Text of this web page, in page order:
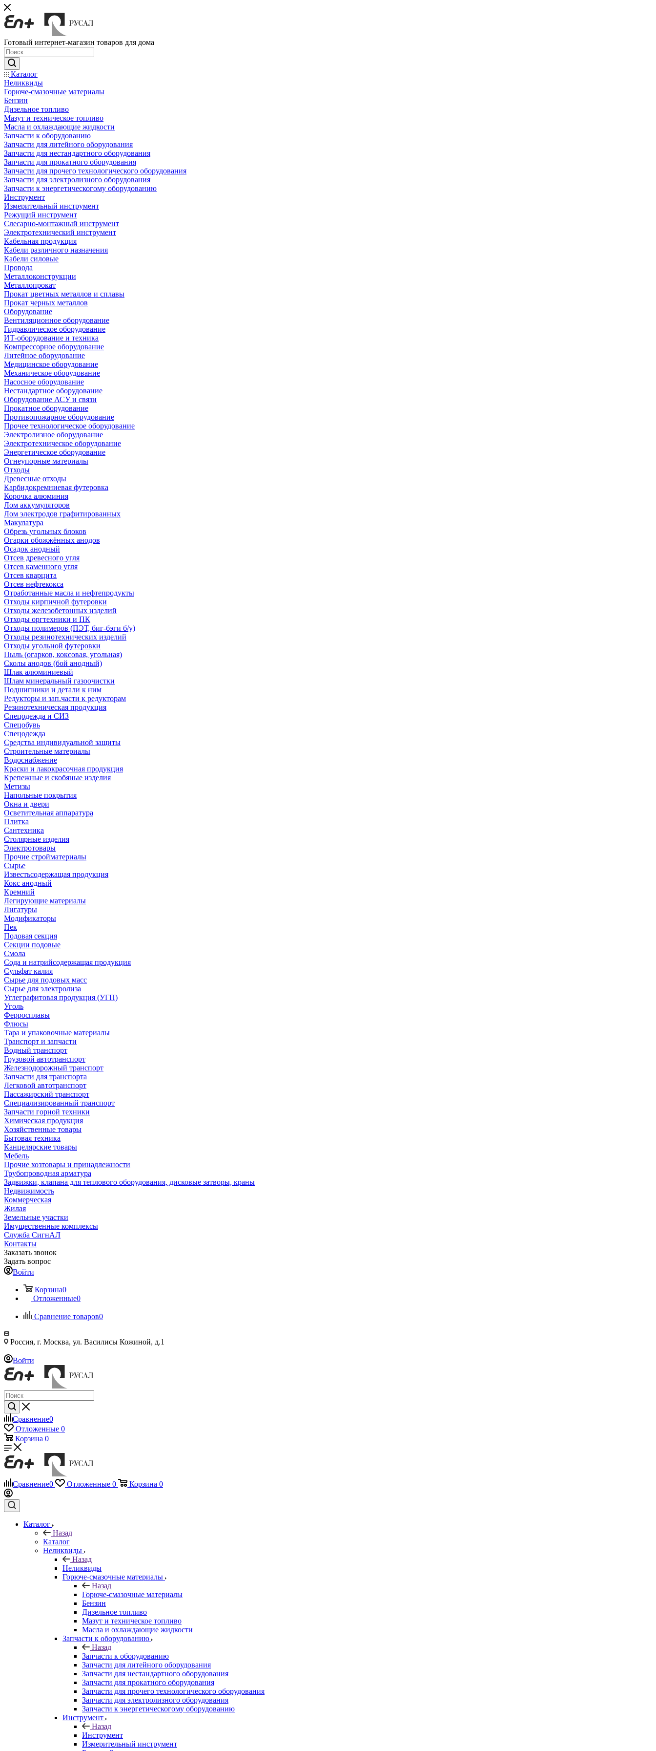
Готовый интернет-магазин товаров для дома
Каталог
Неликвиды
Горюче-смазочные материалы
Бензин
Дизельное топливо
Мазут и техническое топливо
Масла и охлаждающие жидкости
Запчасти к оборудованию
Запчасти для литейного оборудования
Запчасти для нестандартного оборудования
Запчасти для прокатного оборудования
Запчасти для прочего технологического оборудования
Запчасти для электролизного оборудования
Запчасти к энергетическогому оборудованию
Инструмент
Измерительный инструмент
Режущий инструмент
Слесарно-монтажный инструмент
Электротехнический инструмент
Кабельная продукция
Кабели различного назначения
Кабели силовые
Провода
Металлоконструкции
Металлопрокат
Прокат цветных металлов и сплавы
Прокат черных металлов
Оборудование
Вентиляционное оборудование
Гидравлическое оборудование
ИТ-оборудование и техника
Компрессорное оборудование
Литейное оборудование
Медицинское оборудование
Механическое оборудование
Насосное оборудование
Нестандартное оборудование
Оборудование АСУ и связи
Прокатное оборудование
Противопожарное оборудование
Прочее технологическое оборудование
Электролизное оборудование
Электротехническое оборудование
Энергетическое оборудование
Огнеупорные материалы
Отходы
Древесные отходы
Карбидокремниевая футеровка
Корочка алюминия
Лом аккумуляторов
Лом электродов графитированных
Макулатура
Обрезь угольных блоков
Огарки обожжённых анодов
Осадок анодный
Отсев древесного угля
Отсев каменного угля
Отсев кварцита
Отсев нефтекокса
Отработанные масла и нефтепродукты
Отходы кирпичной футеровки
Отходы железобетонных изделий
Отходы оргтехники и ПК
Отходы полимеров (ПЭТ, биг-бэги б/у)
Отходы резинотехнических изделий
Отходы угольной футеровки
Пыль (огарков, коксовая, угольная)
Сколы анодов (бой анодный)
Шлак алюминиевый
Шлам минеральный газоочистки
Подшипники и детали к ним
Редукторы и зап.части к редукторам
Резинотехническая продукция
Спецодежда и СИЗ
Спецобувь
Спецодежда
Средства индивидуальной защиты
Строительные материалы
Водоснабжение
Краски и лакокрасочная продукция
Крепежные и скобяные изделия
Метизы
Напольные покрытия
Окна и двери
Осветительная аппаратура
Плитка
Сантехника
Столярные изделия
Электротовары
Прочие стройматериалы
Сырье
Известьсодержащая продукция
Кокс анодный
Кремний
Легирующие материалы
Лигатуры
Модификаторы
Пек
Подовая секция
Секции подовые
Смола
Сода и натрийсодержащая продукция
Сульфат калия
Сырье для подовых масс
Сырье для электролиза
Углеграфитовая продукция (УГП)
Уголь
Ферросплавы
Флюсы
Тара и упаковочные материалы
Транспорт и запчасти
Водный транспорт
Грузовой автотранспорт
Железнодорожный транспорт
Запчасти для транспорта
Легковой автотранспорт
Пассажирский транспорт
Специализированный транспорт
Запчасти горной техники
Химическая продукция
Хозяйственные товары
Бытовая техника
Канцелярские товары
Мебель
Прочие хозтовары и принадлежности
Трубопроводная арматура
Задвижки, клапана для теплового оборудования, дисковые затворы, краны
Недвижимость
Коммерческая
Жилая
Земельные участки
Имущественные комплексы
Служба СигнАЛ
Контакты
Заказать звонок
Задать вопрос
Войти
Корзина0
Отложенные0
Сравнение товаров0
Россия, г. Москва, ул. Василисы Кожиной, д.1
Войти
Сравнение0
Отложенные 0
Корзина 0
Сравнение0 Отложенные 0 Корзина 0
Каталог
Назад
Каталог
Неликвиды
Назад
Неликвиды
Горюче-смазочные материалы
Назад
Горюче-смазочные материалы
Бензин
Дизельное топливо
Мазут и техническое топливо
Масла и охлаждающие жидкости
Запчасти к оборудованию
Назад
Запчасти к оборудованию
Запчасти для литейного оборудования
Запчасти для нестандартного оборудования
Запчасти для прокатного оборудования
Запчасти для прочего технологического оборудования
Запчасти для электролизного оборудования
Запчасти к энергетическогому оборудованию
Инструмент
Назад
Инструмент
Измерительный инструмент